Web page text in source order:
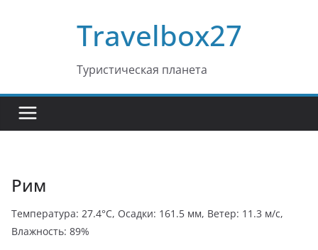
Travelbox27
Туристическая планета
Рим
Температура: 27.4°C, Осадки: 161.5 мм, Ветер: 11.3 м/с,
Влажность: 89%